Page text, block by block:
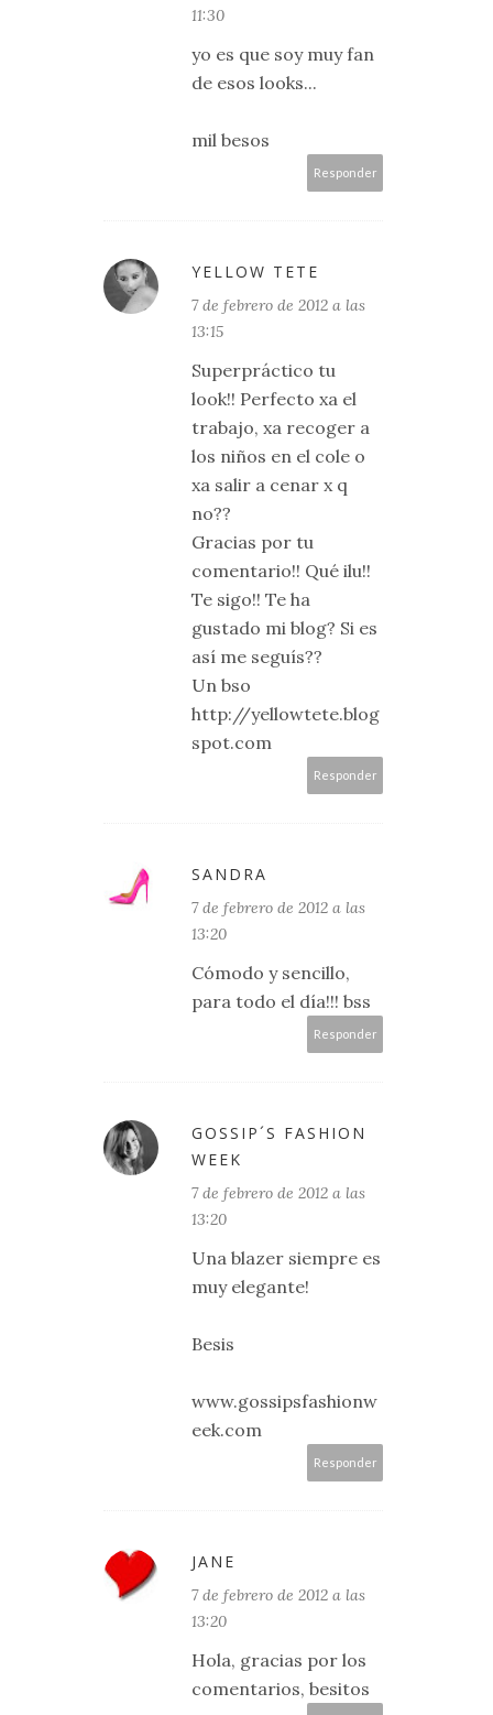
11:30
yo es que soy muy fan
de esos looks...
mil besos
Responder
YELLOW TETE
7 de febrero de 2012 a las
13:15
Superpráctico tu
look!! Perfecto xa el
trabajo, xa recoger a
los niños en el cole o
xa salir a cenar x q
no??
Gracias por tu
comentario!! Qué ilu!!
Te sigo!! Te ha
gustado mi blog? Si es
así me seguís??
Un bso
http://yellowtete.blog
spot.com
Responder
SANDRA
7 de febrero de 2012 a las
13:20
Cómodo y sencillo,
para todo el día!!! bss
Responder
GOSSIP´S FASHION
WEEK
7 de febrero de 2012 a las
13:20
Una blazer siempre es
muy elegante!
Besis
www.gossipsfashionw
eek.com
Responder
JANE
7 de febrero de 2012 a las
13:20
Hola, gracias por los
comentarios, besitos